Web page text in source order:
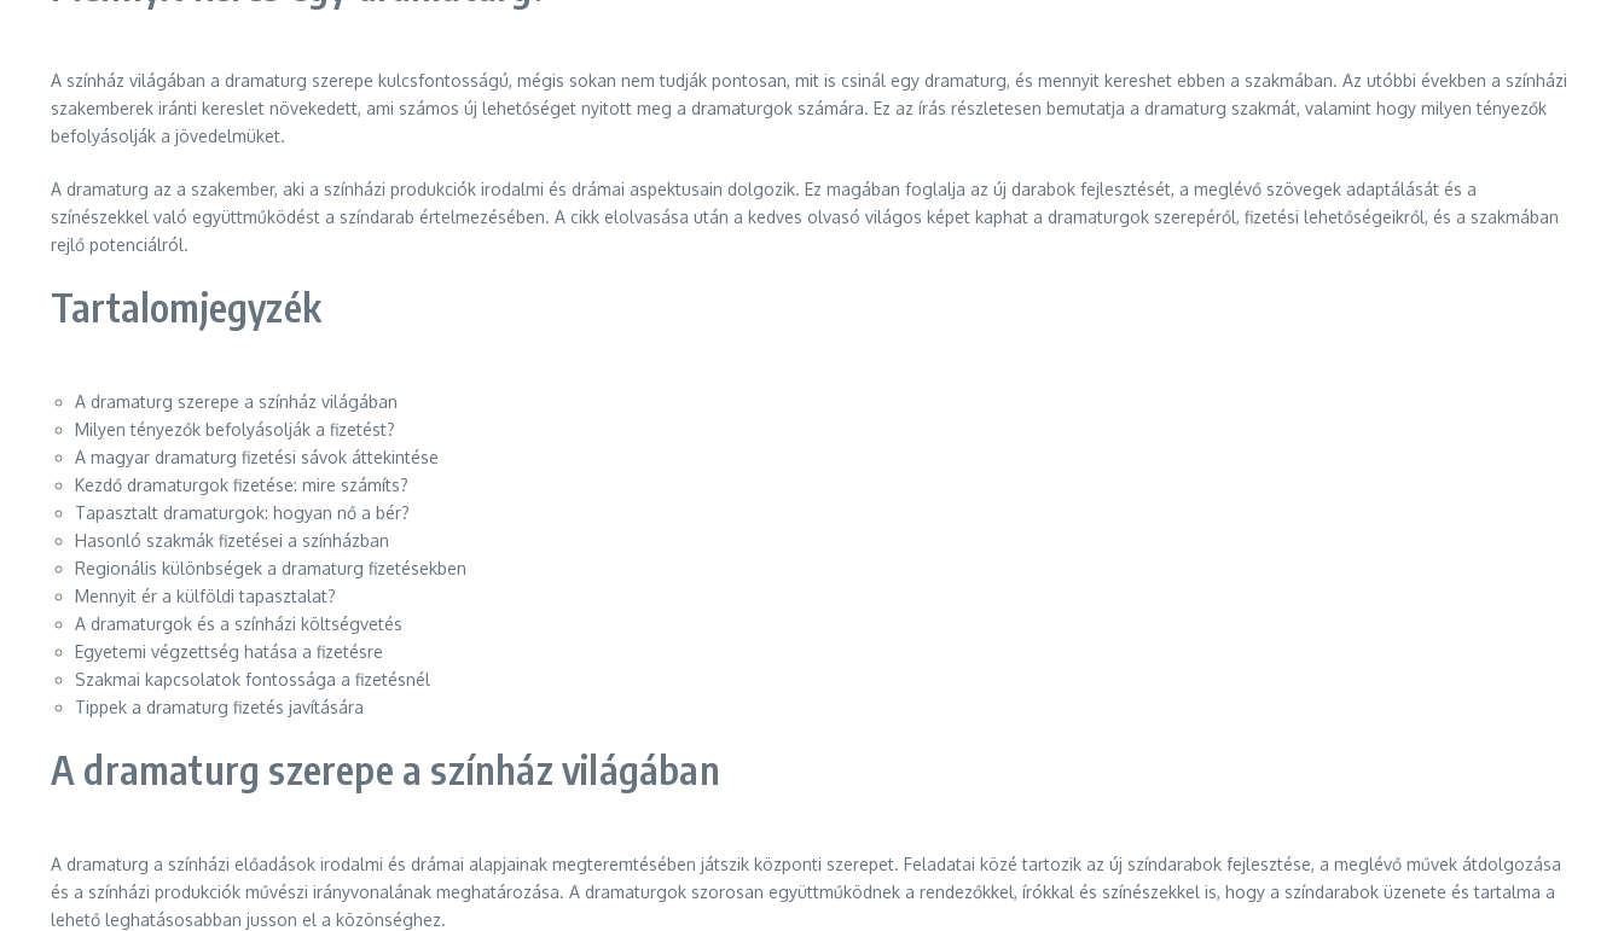
A színház világában a dramaturg szerepe kulcsfontosságú, mégis sokan nem tudják pontosan, mit is csinál egy dramaturg, és mennyit kereshet ebben a szakmában. Az utóbbi években a színházi
szakemberek iránti kereslet növekedett, ami számos új lehetőséget nyitott meg a dramaturgok számára. Ez az írás részletesen bemutatja a dramaturg szakmát, valamint hogy milyen tényezők
befolyásolják a jövedelmüket.
A dramaturg az a szakember, aki a színházi produkciók irodalmi és drámai aspektusain dolgozik. Ez magában foglalja az új darabok fejlesztését, a meglévő szövegek adaptálását és a
színészekkel való együttműködést a színdarab értelmezésében. A cikk elolvasása után a kedves olvasó világos képet kaphat a dramaturgok szerepéről, fizetési lehetőségeikről, és a szakmában
rejlő potenciálról.
Tartalomjegyzék
A dramaturg szerepe a színház világában
Milyen tényezők befolyásolják a fizetést?
A magyar dramaturg fizetési sávok áttekintése
Kezdő dramaturgok fizetése: mire számíts?
Tapasztalt dramaturgok: hogyan nő a bér?
Hasonló szakmák fizetései a színházban
Regionális különbségek a dramaturg fizetésekben
Mennyit ér a külföldi tapasztalat?
A dramaturgok és a színházi költségvetés
Egyetemi végzettség hatása a fizetésre
Szakmai kapcsolatok fontossága a fizetésnél
Tippek a dramaturg fizetés javítására
A dramaturg szerepe a színház világában
A dramaturg a színházi előadások irodalmi és drámai alapjainak megteremtésében játszik központi szerepet. Feladatai közé tartozik az új színdarabok fejlesztése, a meglévő művek átdolgozása
és a színházi produkciók művészi irányvonalának meghatározása. A dramaturgok szorosan együttműködnek a rendezőkkel, írókkal és színészekkel is, hogy a színdarabok üzenete és tartalma a
lehető leghatásosabban jusson el a közönséghez.